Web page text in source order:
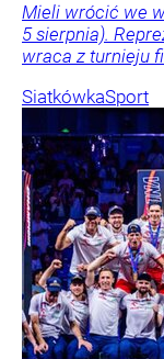
Mieli wrócić we
5 sierpnia).
wraca z turnieju
SiatkówkaSport